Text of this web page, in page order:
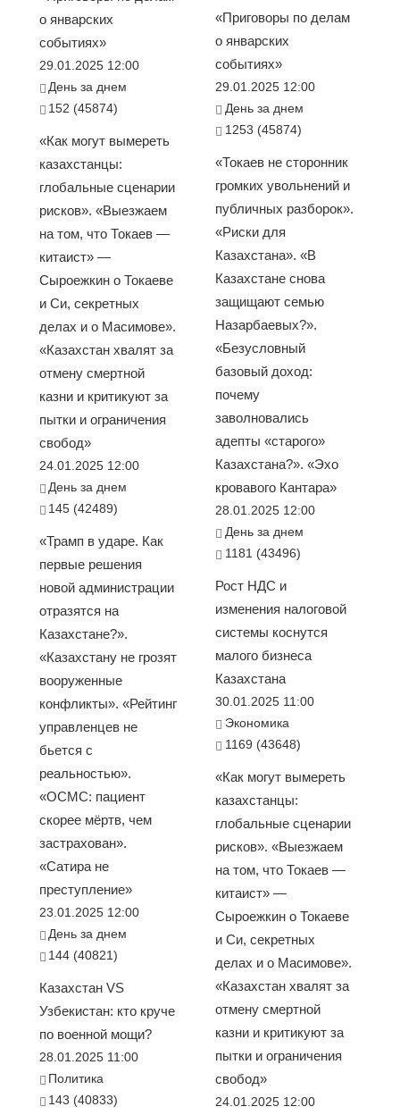
о январских
событиях»
29.01.2025 12:00
День за днем
152 (45874)
«Как могут вымереть
казахстанцы:
глобальные сценарии
рисков». «Выезжаем
на том, что Токаев —
китаист» —
Сыроежкин о Токаеве
и Си, секретных
делах и о Масимове».
«Казахстан хвалят за
отмену смертной
казни и критикуют за
пытки и ограничения
свобод»
24.01.2025 12:00
День за днем
145 (42489)
«Трамп в ударе. Как
первые решения
новой администрации
отразятся на
Казахстане?».
«Казахстану не грозят
вооруженные
конфликты». «Рейтинг
управленцев не
бьется с
реальностью».
«ОСМС: пациент
скорее мёртв, чем
застрахован».
«Сатира не
преступление»
23.01.2025 12:00
День за днем
144 (40821)
Казахстан VS
Узбекистан: кто круче
по военной мощи?
28.01.2025 11:00
Политика
143 (40833)
«Приговоры по делам
о январских
событиях»
29.01.2025 12:00
День за днем
1253 (45874)
«Токаев не сторонник
громких увольнений и
публичных разборок».
«Риски для
Казахстана». «В
Казахстане снова
защищают семью
Назарбаевых?».
«Безусловный
базовый доход:
почему
заволновались
адепты «старого»
Казахстана?». «Эхо
кровавого Кантара»
28.01.2025 12:00
День за днем
1181 (43496)
Рост НДС и
изменения налоговой
системы коснутся
малого бизнеса
Казахстана
30.01.2025 11:00
Экономика
1169 (43648)
«Как могут вымереть
казахстанцы:
глобальные сценарии
рисков». «Выезжаем
на том, что Токаев —
китаист» —
Сыроежкин о Токаеве
и Си, секретных
делах и о Масимове».
«Казахстан хвалят за
отмену смертной
казни и критикуют за
пытки и ограничения
свобод»
24.01.2025 12:00